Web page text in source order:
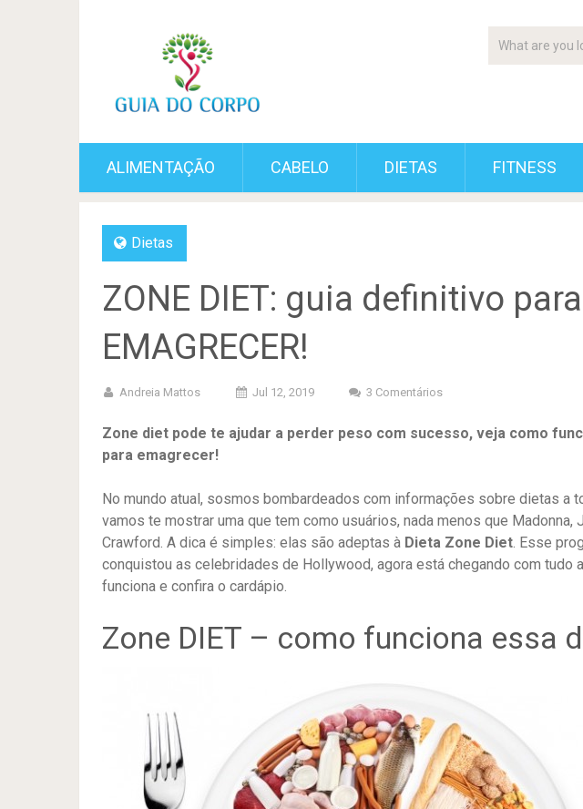
ALIMENTAÇÃO CABELO DIETAS FITNESS
Dietas
ZONE DIET: guia definitivo para
EMAGRECER!
Andreia Mattos Jul 12, 2019 3 Comentários
Zone diet pode te ajudar a perder peso com sucesso, veja como
para emagrecer!
No mundo atual, sosmos bombardeados com informações sobre dietas a
vamos te mostrar uma que tem como usuários, nada menos que Madonna,
Crawford. A dica é simples: elas são adeptas à Dieta Zone Diet. Esse
conquistou as celebridades de Hollywood, agora está chegando com tudo
funciona e confira o cardápio.
Zone DIET – como funciona essa